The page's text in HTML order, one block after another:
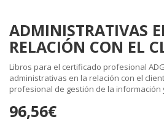
ADMINISTRATIVAS
RELACIÓN CON EL
Libros para el certificado profesional
administrativas en la relación con el
profesional de gestión de la información
96,56€